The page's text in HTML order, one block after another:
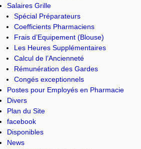
Salaires Grille
Spécial Préparateurs
Coefficients Pharmaciens
Frais d’Equipement (Blouse)
Les Heures Supplémentaires
Calcul de l’Ancienneté
Rémunération des Gardes
Congés exceptionnels
Postes pour Employés en Pharmacie
Divers
Plan du Site
facebook
Disponibles
News